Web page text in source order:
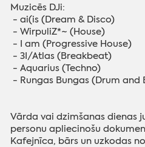
Muzicēs DJi:
- ai(is (Dream & Disco)
- WirpuliZ*~ (House)
- I am (Progressive House)
- 3I/Atlas (Breakbeat)
- Aquarius (Techno)
- Rungas Bungas (Drum and
Vārda vai dzimšanas dienas
personu apliecinošu
Kafejnīca, bārs un uzkodas